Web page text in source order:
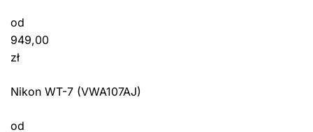
od
949,00
zł
Nikon WT-7 (VWA107AJ)
od